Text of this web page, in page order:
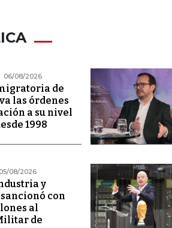
06/08/2026
de
las órdenes
a su nivel
1998
05/08/2026
y
con
al
de